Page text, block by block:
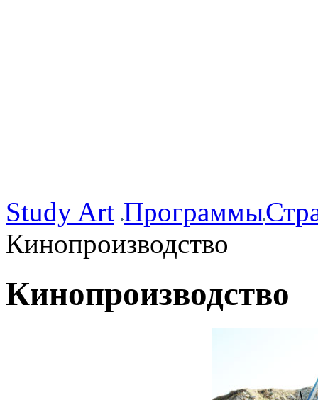
Study Art Программы
Кинопроизводство
Кинопроизводство